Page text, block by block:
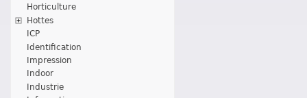
Horticulture
Hottes
ICP
Identification
Impression
Indoor
Industrie